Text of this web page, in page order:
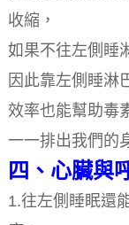
收縮，
如果不往左側睡
因此靠左側睡淋
效率也能幫助毒
一一排出我們的
四、心臟與
1.往左側睡眠還